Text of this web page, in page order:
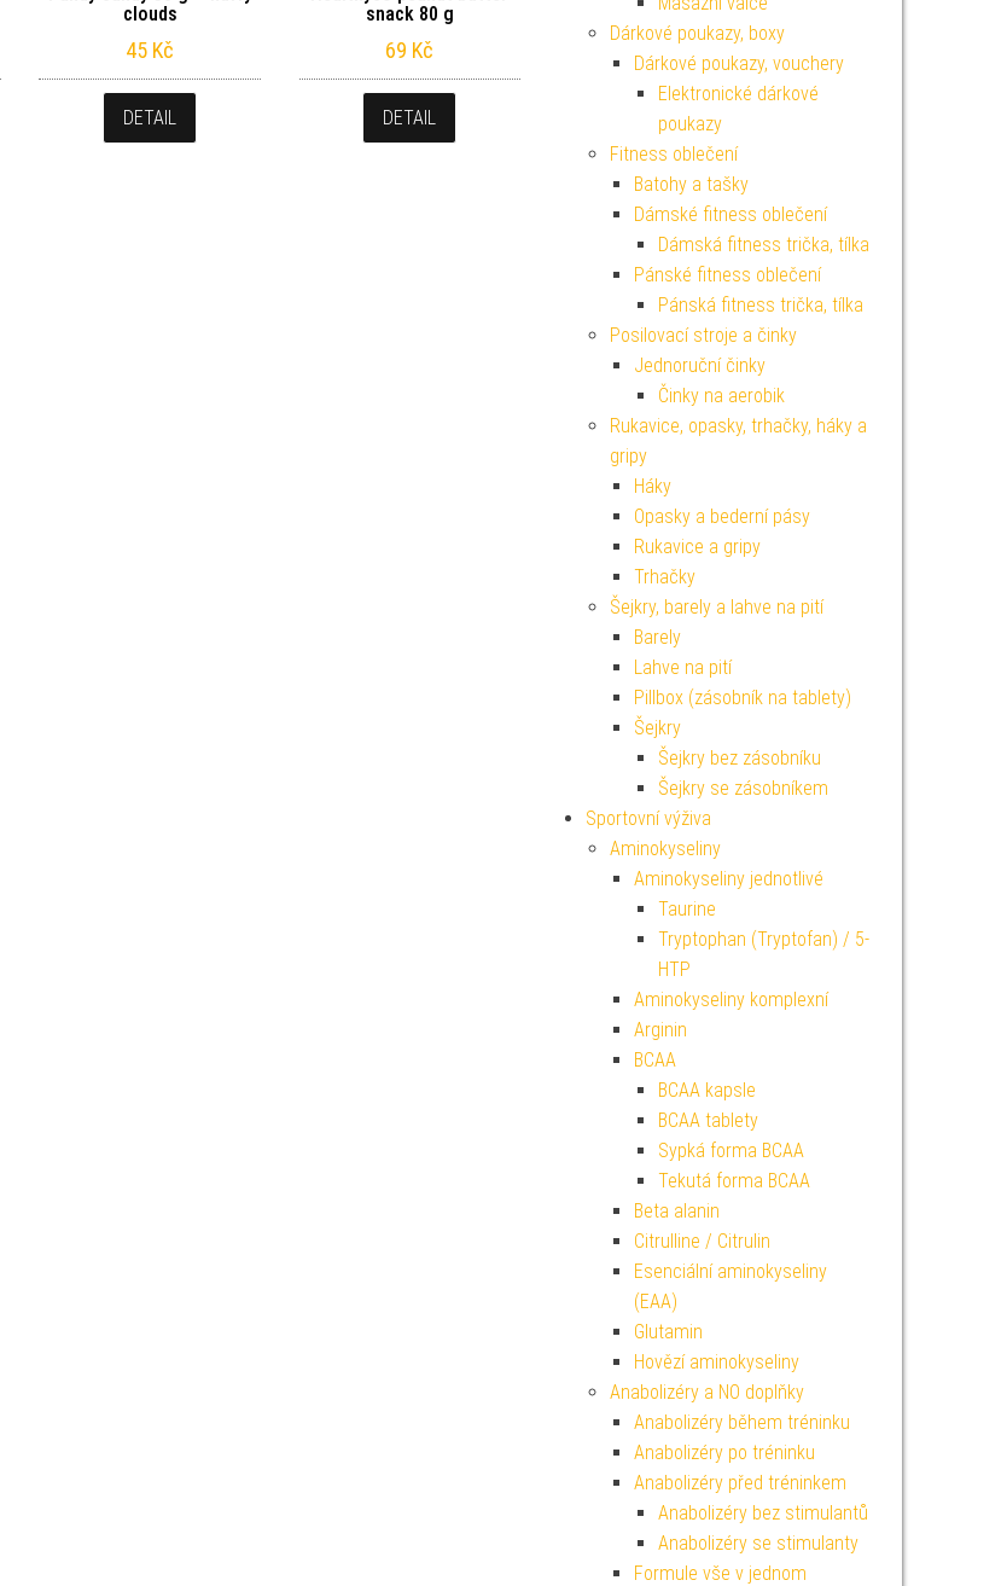
clouds
45 Kč
DETAIL
snack 80 g
69 Kč
DETAIL
Dárkové poukazy, boxy
Dárkové poukazy, vouchery
Elektronické dárkové
poukazy
Fitness oblečení
Batohy a tašky
Dámské fitness oblečení
Dámská fitness trička, tílka
Pánské fitness oblečení
Pánská fitness trička, tílka
Posilovací stroje a činky
Jednoruční činky
Činky na aerobik
Rukavice, opasky, trhačky, háky a
gripy
Háky
Opasky a bederní pásy
Rukavice a gripy
Trhačky
Šejkry, barely a lahve na pití
Barely
Lahve na pití
Pillbox (zásobník na tablety)
Šejkry
Šejkry bez zásobníku
Šejkry se zásobníkem
Sportovní výživa
Aminokyseliny
Aminokyseliny jednotlivé
Taurine
Tryptophan (Tryptofan) / 5-
HTP
Aminokyseliny komplexní
Arginin
BCAA
BCAA kapsle
BCAA tablety
Sypká forma BCAA
Tekutá forma BCAA
Beta alanin
Citrulline / Citrulin
Esenciální aminokyseliny
(EAA)
Glutamin
Hovězí aminokyseliny
Anabolizéry a NO doplňky
Anabolizéry během tréninku
Anabolizéry po tréninku
Anabolizéry před tréninkem
Anabolizéry bez stimulantů
Anabolizéry se stimulanty
Formule vše v jednom